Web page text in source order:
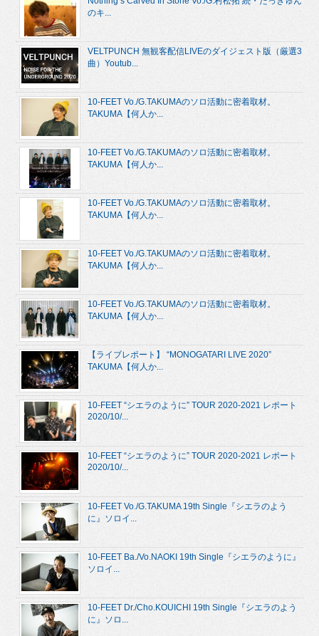
のキ...
VELTPUNCH 無観客配信LIVEのダイジェスト版（厳選3
曲）Youtub...
10-FEET Vo./G.TAKUMAのソロ活動に密着取材。
TAKUMA【何人か...
10-FEET Vo./G.TAKUMAのソロ活動に密着取材。
TAKUMA【何人か...
10-FEET Vo./G.TAKUMAのソロ活動に密着取材。
TAKUMA【何人か...
10-FEET Vo./G.TAKUMAのソロ活動に密着取材。
TAKUMA【何人か...
10-FEET Vo./G.TAKUMAのソロ活動に密着取材。
TAKUMA【何人か...
【ライブレポート】 “MONOGATARI LIVE 2020”
TAKUMA【何人か...
10-FEET “シエラのように” TOUR 2020-2021 レポート
2020/10/...
10-FEET “シエラのように” TOUR 2020-2021 レポート
2020/10/...
10-FEET Vo./G.TAKUMA 19th Single『シエラのよう
に』ソロイ...
10-FEET Ba./Vo.NAOKI 19th Single『シエラのように』
ソロイ...
10-FEET Dr./Cho.KOUICHI 19th Single『シエラのよう
に』ソロ...